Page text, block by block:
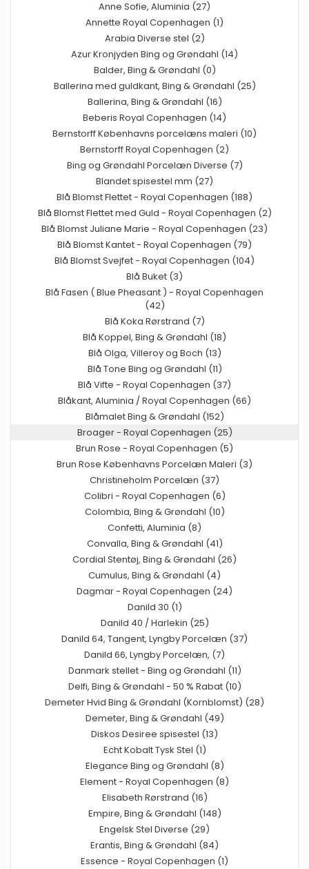
Anne Sofie, Aluminia (27)
Annette Royal Copenhagen (1)
Arabia Diverse stel (2)
Azur Kronjyden Bing og Grøndahl (14)
Balder, Bing & Grøndahl (0)
Ballerina med guldkant, Bing & Grøndahl (25)
Ballerina, Bing & Grøndahl (16)
Beberis Royal Copenhagen (14)
Bernstorff Københavns porcelæns maleri (10)
Bernstorff Royal Copenhagen (2)
Bing og Grøndahl Porcelæn Diverse (7)
Blandet spisestel mm (27)
Blå Blomst Flettet - Royal Copenhagen (188)
Blå Blomst Flettet med Guld - Royal Copenhagen (2)
Blå Blomst Juliane Marie - Royal Copenhagen (23)
Blå Blomst Kantet - Royal Copenhagen (79)
Blå Blomst Svejfet - Royal Copenhagen (104)
Blå Buket (3)
Blå Fasen ( Blue Pheasant ) - Royal Copenhagen
(42)
Blå Koka Rørstrand (7)
Blå Koppel, Bing & Grøndahl (18)
Blå Olga, Villeroy og Boch (13)
Blå Tone Bing og Grøndahl (11)
Blå Vifte - Royal Copenhagen (37)
Blåkant, Aluminia / Royal Copenhagen (66)
Blåmalet Bing & Grøndahl (152)
Broager - Royal Copenhagen (25)
Brun Rose - Royal Copenhagen (5)
Brun Rose Københavns Porcelæn Maleri (3)
Christineholm Porcelæn (37)
Colibri - Royal Copenhagen (6)
Colombia, Bing & Grøndahl (10)
Confetti, Aluminia (8)
Convalla, Bing & Grøndahl (41)
Cordial Stentøj, Bing & Grøndahl (26)
Cumulus, Bing & Grøndahl (4)
Dagmar - Royal Copenhagen (24)
Danild 30 (1)
Danild 40 / Harlekin (25)
Danild 64, Tangent, Lyngby Porcelæn (37)
Danild 66, Lyngby Porcelæn, (7)
Danmark stellet - Bing og Grøndahl (11)
Delfi, Bing & Grøndahl - 50 % Rabat (10)
Demeter Hvid Bing & Grøndahl (Kornblomst) (28)
Demeter, Bing & Grøndahl (49)
Diskos Desiree spisestel (13)
Echt Kobalt Tysk Stel (1)
Elegance Bing og Grøndahl (8)
Element - Royal Copenhagen (8)
Elisabeth Rørstrand (16)
Empire, Bing & Grøndahl (148)
Engelsk Stel Diverse (29)
Erantis, Bing & Grøndahl (84)
Essence - Royal Copenhagen (1)